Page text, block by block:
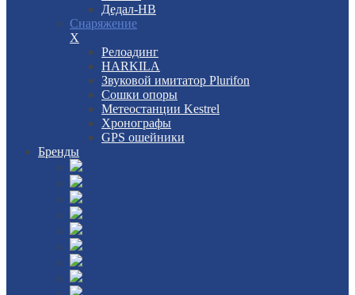
Дедал-НВ
Снаряжение
X
Релоадинг
HARKILA
Звуковой имитатор Plurifon
Сошки опоры
Метеостанции Kestrel
Хронографы
GPS ошейники
Бренды